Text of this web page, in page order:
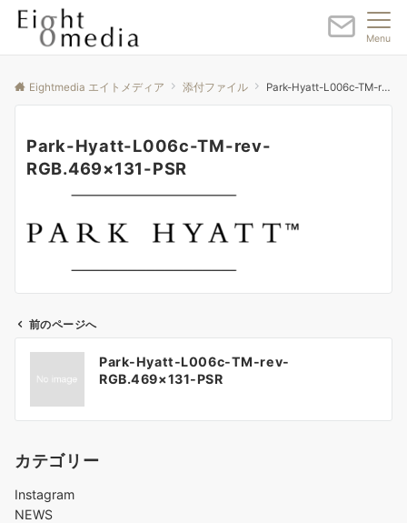
Menu
Eightmedia エイトメディア 添付ファイル Park-Hyatt-L006c-TM-rev-RGB.469×131-PSR
Park-Hyatt-L006c-TM-rev-
RGB.469×131-PSR
ビ
ー
ョ
前のページへ
Park-Hyatt-L006c-TM-rev-
RGB.469×131-PSR
カテゴリー
Instagram
NEWS